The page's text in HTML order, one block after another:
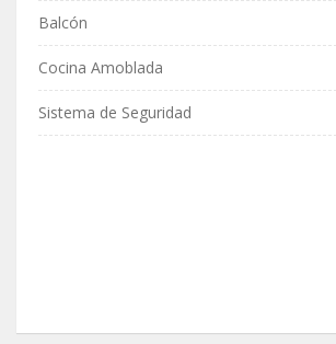
Balcón
Cocina Amoblada
Sistema de Seguridad